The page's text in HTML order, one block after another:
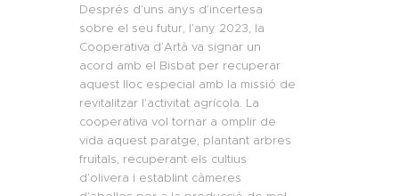
Després d’uns anys d’incertesa
sobre el seu futur, l’any 2023, la
Cooperativa d’Artà va signar un
acord amb el Bisbat per recuperar
aquest lloc especial amb la missió de
revitalitzar l’activitat agrícola. La
cooperativa vol tornar a omplir de
vida aquest paratge, plantant arbres
fruitals, recuperant els cultius
d’olivera i establint càmeres